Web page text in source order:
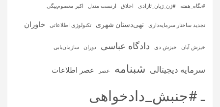
#نگاه_هفته #ژن_ژیان_ئازادی اخلاق ارنست مندل اکبر معصوم‌بیگی
تجدید ساختار سرمایه‌داری تهی‌دستان شهری تکنولوژی اطلاعاتی خاوران
خیزش آبان خیزش دی دادگاه عباسی دوران سازمان‌یابی
سرمایه‌ دیجیتالی شبنامه عصر عصر اطلاعات
ـ #جنبش_دادخواهی